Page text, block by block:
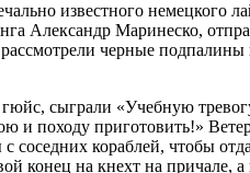
известного немецкого
Александр Маринеско,
черные
сыграли «Учебную
и походу приготовить!»
кораблей, чтобы
конец на кнехт на